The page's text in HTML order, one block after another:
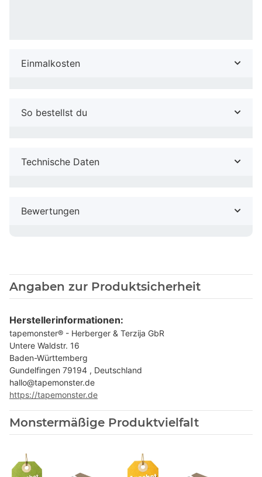
Einmalkosten
So bestellst du
Technische Daten
Bewertungen
Angaben zur Produktsicherheit
Herstellerinformationen:
tapemonster® - Herberger & Terzija GbR
Untere Waldstr. 16
Baden-Württemberg
Gundelfingen 79194 , Deutschland
hallo@tapemonster.de
https://tapemonster.de
Monstermäßige Produktvielfalt